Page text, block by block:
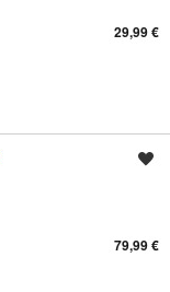
29,99 €
79,99 €